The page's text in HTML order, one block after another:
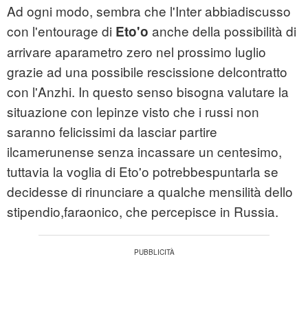
Ad ogni modo, sembra che l'Inter abbiadiscusso
con l'entourage di Eto'o anche della possibilità di
arrivare aparametro zero nel prossimo luglio
grazie ad una possibile rescissione delcontratto
con l'Anzhi. In questo senso bisogna valutare la
situazione con lepinze visto che i russi non
saranno felicissimi da lasciar partire
ilcamerunense senza incassare un centesimo,
tuttavia la voglia di Eto'o potrebbespuntarla se
decidesse di rinunciare a qualche mensilità dello
stipendio,faraonico, che percepisce in Russia.